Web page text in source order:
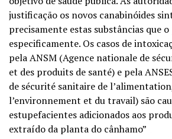
justificação os novos canabinóides
precisamente estas substâncias que
especificamente. Os casos de
pela ANSM (Agence nationale de
et des produits de santé) e pela
de sécurité sanitaire de
l’environnement et du travail) são
estupefacientes adicionados aos
extraído da planta do cânhamo”